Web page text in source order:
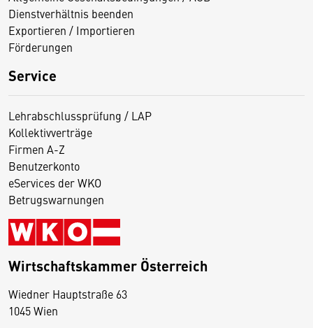
Dienstverhältnis beenden
Exportieren / Importieren
Förderungen
Service
Lehrabschlussprüfung / LAP
Kollektivverträge
Firmen A-Z
Benutzerkonto
eServices der WKO
Betrugswarnungen
Wirtschaftskammer Österreich
Wiedner Hauptstraße 63
1045 Wien
D